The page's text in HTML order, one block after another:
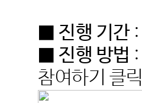
■ 진행 기간:
■ 진행 방법 : [
참여하기 클릭